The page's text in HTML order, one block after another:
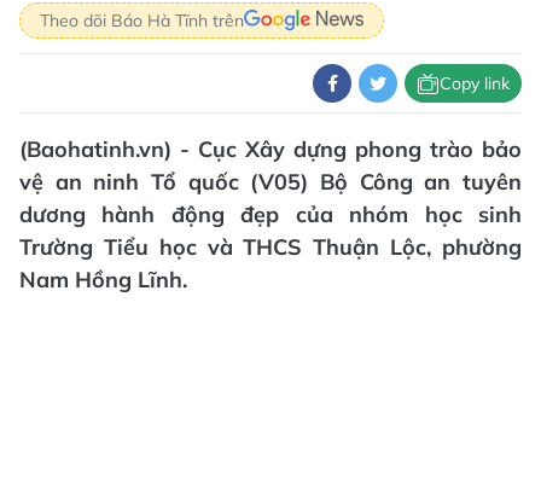
Theo dõi Báo Hà Tĩnh trên
Copy link
(Baohatinh.vn) - Cục Xây dựng phong trào bảo
vệ an ninh Tổ quốc (V05) Bộ Công an tuyên
dương hành động đẹp của nhóm học sinh
Trường Tiểu học và THCS Thuận Lộc, phường
Nam Hồng Lĩnh.